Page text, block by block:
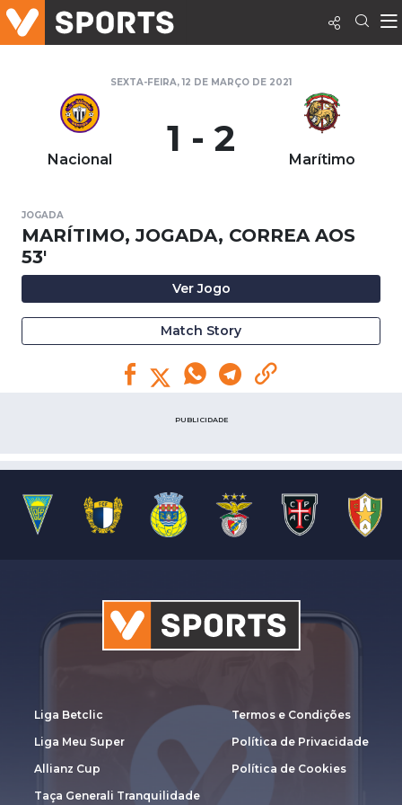
SEXTA-FEIRA, 12 DE MARÇO DE 2021
Nacional 1 - 2 Marítimo
JOGADA
MARÍTIMO, JOGADA, CORREA AOS
53'
Ver Jogo
Match Story
PUBLICIDADE
Liga Betclic
Liga Meu Super
Allianz Cup
Taça Generali Tranquilidade
Termos e Condições
Política de Privacidade
Política de Cookies